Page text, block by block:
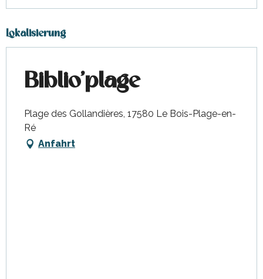
Lokalisierung
Biblio'plage
Plage des Gollandières, 17580 Le Bois-Plage-en-
Ré
Anfahrt